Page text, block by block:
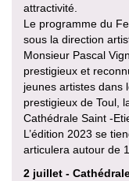
attractivité.
Le programme du
sous la direction
Monsieur Pascal
prestigieux et
jeunes artistes dans
prestigieux de Toul,
Cathédrale Saint -
L’édition 2023 se
articulera autour de
2 juillet -